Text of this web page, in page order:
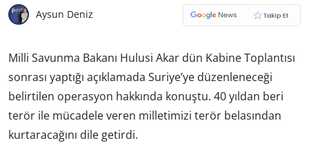
Aysun Deniz
Milli Savunma Bakanı Hulusi Akar dün Kabine Toplantısı
sonrası yaptığı açıklamada Suriye’ye düzenleneceği
belirtilen operasyon hakkında konuştu. 40 yıldan beri
terör ile mücadele veren milletimizi terör belasından
kurtaracağını dile getirdi.